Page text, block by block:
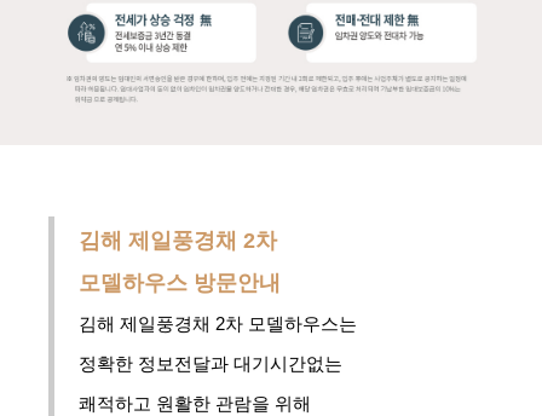
김해 제일풍경채 2차
모델하우스 방문안내
김해 제일풍경채 2차 모델하우스는
정확한 정보전달과 대기시간없는
쾌적하고 원활한 관람을 위해